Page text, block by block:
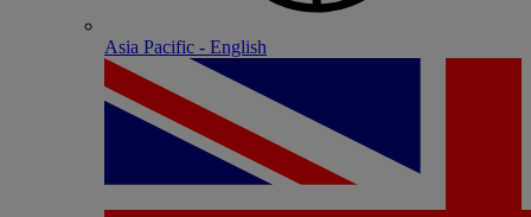
Asia Pacific - English